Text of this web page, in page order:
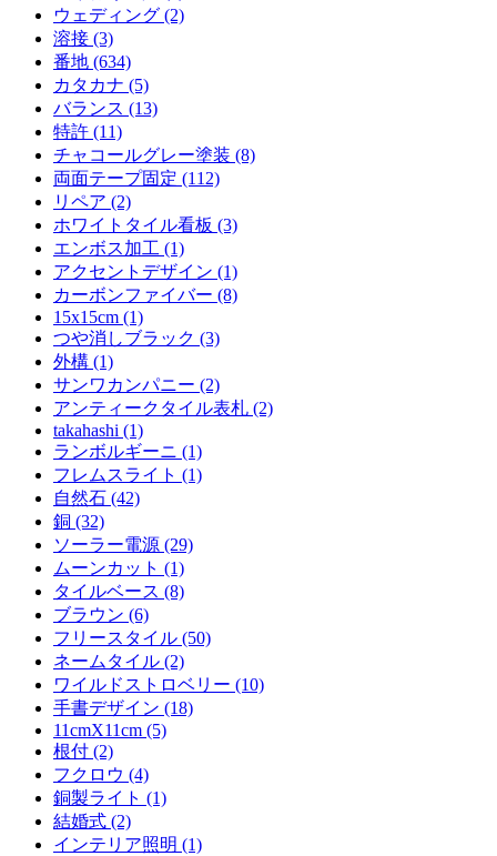
ウェディング (2)
溶接 (3)
番地 (634)
カタカナ (5)
バランス (13)
特許 (11)
チャコールグレー塗装 (8)
両面テープ固定 (112)
リペア (2)
ホワイトタイル看板 (3)
エンボス加工 (1)
アクセントデザイン (1)
カーボンファイバー (8)
15x15cm (1)
つや消しブラック (3)
外構 (1)
サンワカンパニー (2)
アンティークタイル表札 (2)
takahashi (1)
ランボルギーニ (1)
フレムスライト (1)
自然石 (42)
銅 (32)
ソーラー電源 (29)
ムーンカット (1)
タイルベース (8)
ブラウン (6)
フリースタイル (50)
ネームタイル (2)
ワイルドストロベリー (10)
手書デザイン (18)
11cmX11cm (5)
根付 (2)
フクロウ (4)
銅製ライト (1)
結婚式 (2)
インテリア照明 (1)